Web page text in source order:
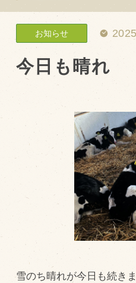
お知らせ
今日も晴れ
雪のち晴れが今日も続き
企業ご案内
会社概要・沿革
アクセス
トピックス（新着順
お知らせ
お客様の声
オリジナル投稿レシピ
十勝帯広の観光
採用情報
牧場の仕事